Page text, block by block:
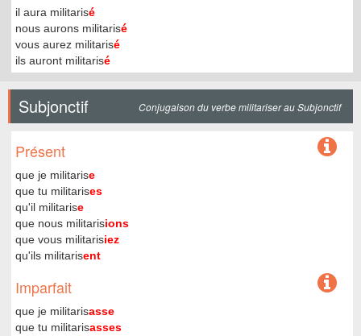
il aura militarisé
nous aurons militarisé
vous aurez militarisé
ils auront militarisé
Subjonctif Conjugaison du verbe militariser au Subjonctif
Présent
que je militarise
que tu militarises
qu'il militarise
que nous militarisions
que vous militarisiez
qu'ils militarisent
Imparfait
que je militarisasse
que tu militarisasses